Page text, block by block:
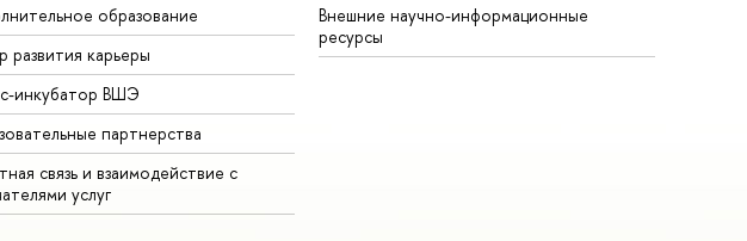
образование
развития карьеры
инкубатор ВШЭ
партнерства
связь и взаимодействие с
услуг
Внешние научно-информационные
ресурсы